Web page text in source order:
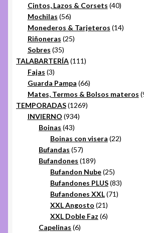
Cintos, Lazos & Corsets 4040
Mochilas 5656
productos
Monederos & Tarjeteros 1414
Riñoneras 2525
Sobres 3535
productos
TALABARTERÍA 111111
Fajas 33
productos
Guarda Pampa 6666
productos
Mates, Termos & Bolsos materos
TEMPORADAS 12691269
INVIERNO 934934
Boinas 4343
productos
Boinas con visera 2222
Bufandas 5757
productos
Bufandones 189189
productos
Bufandon Nube 2525
productos
Bufandones PLUS 8383
Bufandones XXL 7171
XXL Angosto 2121
productos
XXL Doble Faz 66
Capelinas 66